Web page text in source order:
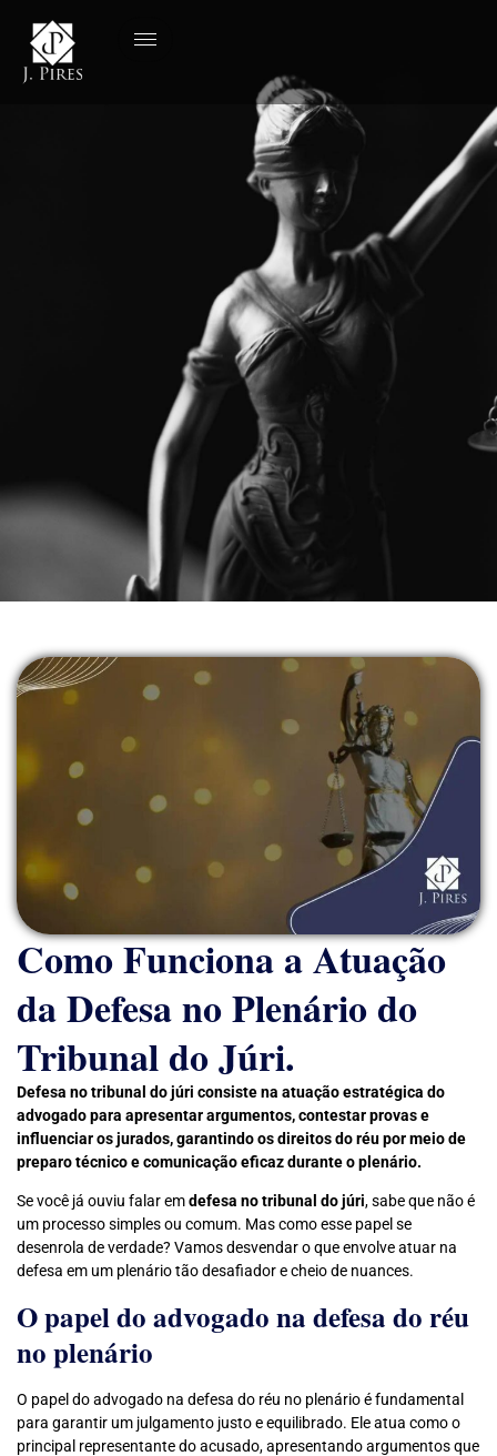
Como Funciona a Atuação
da Defesa no Plenário do
Tribunal do Júri.
Defesa no tribunal do júri consiste na atuação estratégica do
advogado para apresentar argumentos, contestar provas e
influenciar os jurados, garantindo os direitos do réu por meio de
preparo técnico e comunicação eficaz durante o plenário.
Se você já ouviu falar emdefesa no tribunal do júri, sabe que não é
um processo simples ou comum. Mas como esse papel se
desenrola de verdade? Vamos desvendar o que envolve atuar na
defesa em um plenário tão desafiador e cheio de nuances.
O papel do advogado na defesa do réu
no plenário
O papel do advogado na defesa do réu no plenário é fundamental
para garantir um julgamento justo e equilibrado. Ele atua como o
principal representante do acusado, apresentando argumentos que